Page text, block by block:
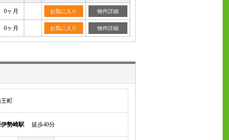
0ヶ月 お気に入り 物件詳細
0ヶ月 お気に入り 物件詳細
町
勢崎駅徒歩40分